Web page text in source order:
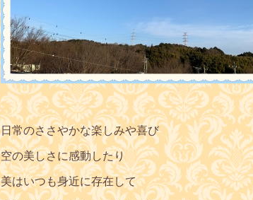
日常のささやかな楽しみや喜び
空の美しさに感動したり
美はいつも身近に存在して